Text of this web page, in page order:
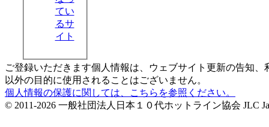
てい
るサ
イト
ご登録いただきます個人情報は、ウェブサイト更新の告知
以外の目的に使用されることはございません。
個人情報の保護に関しては、こちらを参照ください。
© 2011-2026 一般社団法人日本１０代ホットライン協会 JLC